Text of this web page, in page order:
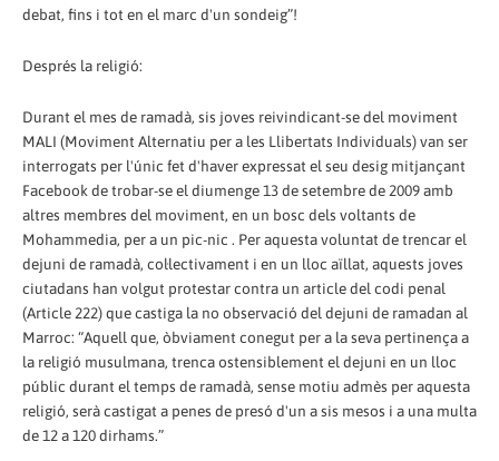
debat, fins i tot en el marc d'un sondeig”!
Després la religió:
Durant el mes de ramadà, sis joves reivindicant-se del moviment
MALI (Moviment Alternatiu per a les Llibertats Individuals) van ser
interrogats per l'únic fet d'haver expressat el seu desig mitjançant
Facebook de trobar-se el diumenge 13 de setembre de 2009 amb
altres membres del moviment, en un bosc dels voltants de
Mohammedia, per a un pic-nic . Per aquesta voluntat de trencar el
dejuni de ramadà, col·lectivament i en un lloc aïllat, aquests joves
ciutadans han volgut protestar contra un article del codi penal
(Article 222) que castiga la no observació del dejuni de ramadan al
Marroc: “Aquell que, òbviament conegut per a la seva pertinença a
la religió musulmana, trenca ostensiblement el dejuni en un lloc
públic durant el temps de ramadà, sense motiu admès per aquesta
religió, serà castigat a penes de presó d'un a sis mesos i a una multa
de 12 a 120 dirhams.”